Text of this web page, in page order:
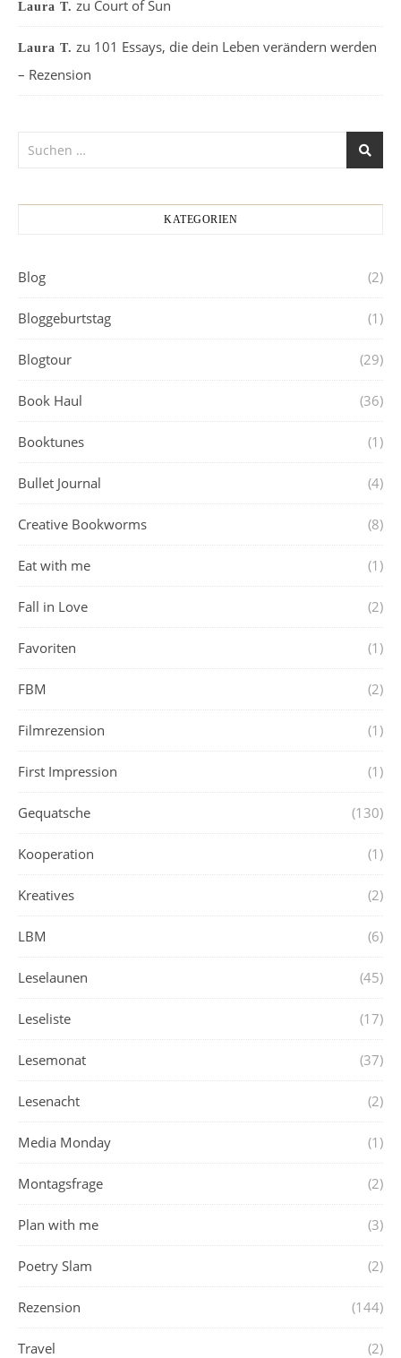
Laura T. zu Court of Sun
Laura T. zu 101 Essays, die dein Leben verändern werden
– Rezension
KATEGORIEN
Blog (2)
Bloggeburtstag (1)
Blogtour (29)
Book Haul (36)
Booktunes (1)
Bullet Journal (4)
Creative Bookworms (8)
Eat with me (1)
Fall in Love (2)
Favoriten (1)
FBM (2)
Filmrezension (1)
First Impression (1)
Gequatsche (130)
Kooperation (1)
Kreatives (2)
LBM (6)
Leselaunen (45)
Leseliste (17)
Lesemonat (37)
Lesenacht (2)
Media Monday (1)
Montagsfrage (2)
Plan with me (3)
Poetry Slam (2)
Rezension (144)
Travel (2)